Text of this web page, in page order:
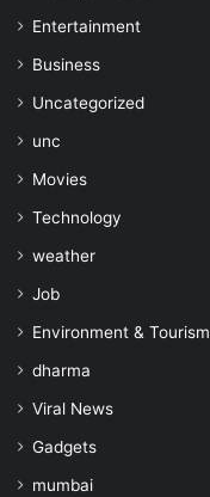
Entertainment
Business
Uncategorized
unc
Movies
Technology
weather
Job
Environment & Tourism
dharma
Viral News
Gadgets
mumbai